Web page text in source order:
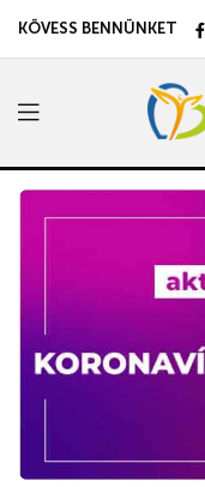
KÖVESS BENNÜNKET